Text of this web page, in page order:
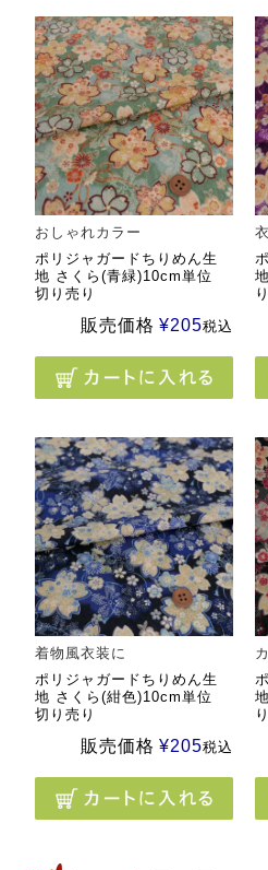
おしゃれカラー
ポリジャガードちりめん生
地 さくら(青緑)10cm単位
切り売り
販売価格 ¥205税込
着物風衣装に
ポリジャガードちりめん生
地 さくら(紺色)10cm単位
切り売り
販売価格 ¥205税込